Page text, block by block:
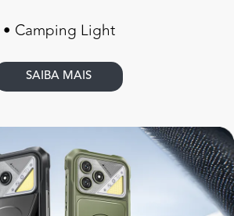
• Camping Light
SAIBA MAIS